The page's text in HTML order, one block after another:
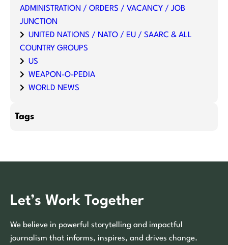
ADMINISTRATION / ORDERS / VACANCY / JOB
JUNCTION
UNITED NATIONS / NATO / EU / SAARC & ALL
COUNTRY GROUPS
US
WEAPON-O-PEDIA
WORLD NEWS
Tags
Let’s Work Together
We believe in powerful storytelling and impactful
journalism that informs, inspires, and drives change.